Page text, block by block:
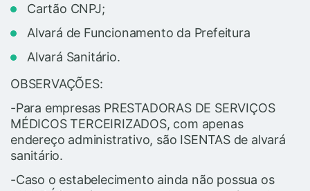
Cartão CNPJ;
Alvará de Funcionamento da Prefeitura
Alvará Sanitário.
OBSERVAÇÕES:
-Para empresas PRESTADORAS DE SERVIÇOS
MÉDICOS TERCEIRIZADOS, com apenas
endereço administrativo, são ISENTAS de alvará
sanitário.
-Caso o estabelecimento ainda não possua os